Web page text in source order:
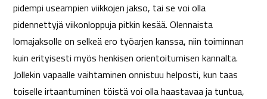
pidempi useampien viikkojen jakso, tai se voi olla
pidennettyjä viikonloppuja pitkin kesää. Olennaista
lomajaksolle on selkeä ero työarjen kanssa, niin toiminnan
kuin erityisesti myös henkisen orientoitumisen kannalta.
Jollekin vapaalle vaihtaminen onnistuu helposti, kun taas
toiselle irtaantuminen töistä voi olla haastavaa ja tuntua,